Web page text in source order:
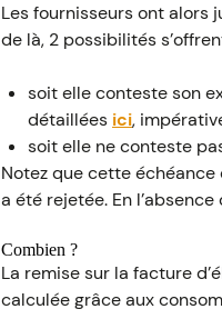
Les fournisseurs ont alors
de là, 2 possibilités
soit elle conteste son
détaillées ici,
soit elle ne conteste
Notez que cette
a été rejetée. En
Combien ?
La remise sur la facture
calculée grâce aux